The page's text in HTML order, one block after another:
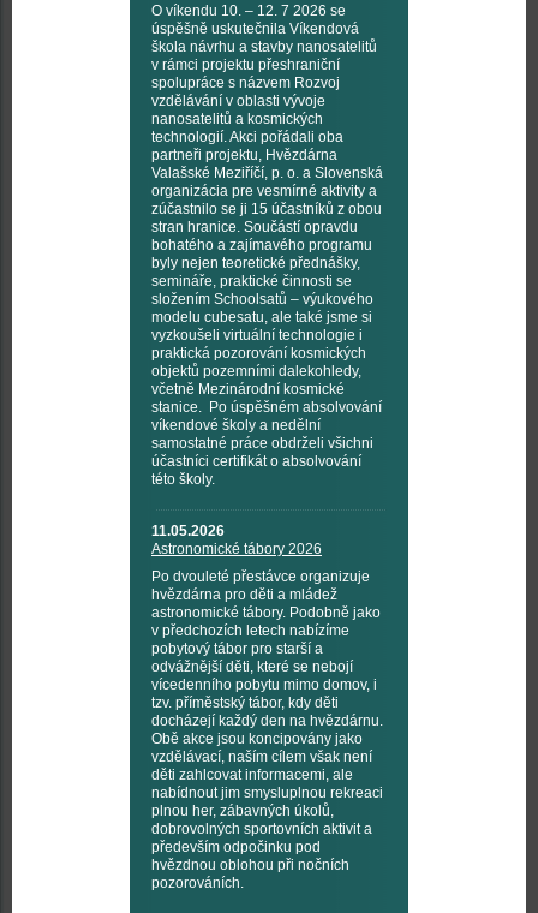
O víkendu 10. – 12. 7 2026 se
úspěšně uskutečnila Víkendová
škola návrhu a stavby nanosatelitů
v rámci projektu přeshraniční
spolupráce s názvem Rozvoj
vzdělávání v oblasti vývoje
nanosatelitů a kosmických
technologií. Akci pořádali oba
partneři projektu, Hvězdárna
Valašské Meziříčí, p. o. a Slovenská
organizácia pre vesmírné aktivity a
zúčastnilo se ji 15 účastníků z obou
stran hranice. Součástí opravdu
bohatého a zajímavého programu
byly nejen teoretické přednášky,
semináře, praktické činnosti se
složením Schoolsatů – výukového
modelu cubesatu, ale také jsme si
vyzkoušeli virtuální technologie i
praktická pozorování kosmických
objektů pozemními dalekohledy,
včetně Mezinárodní kosmické
stanice. Po úspěšném absolvování
víkendové školy a nedělní
samostatné práce obdrželi všichni
účastníci certifikát o absolvování
této školy.
11.05.2026
Astronomické tábory 2026
Po dvouleté přestávce organizuje
hvězdárna pro děti a mládež
astronomické tábory. Podobně jako
v předchozích letech nabízíme
pobytový tábor pro starší a
odvážnější děti, které se nebojí
vícedenního pobytu mimo domov, i
tzv. příměstský tábor, kdy děti
docházejí každý den na hvězdárnu.
Obě akce jsou koncipovány jako
vzdělávací, naším cílem však není
děti zahlcovat informacemi, ale
nabídnout jim smysluplnou rekreaci
plnou her, zábavných úkolů,
dobrovolných sportovních aktivit a
především odpočinku pod
hvězdnou oblohou při nočních
pozorováních.